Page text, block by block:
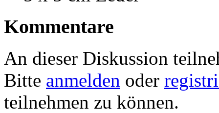
Kommentare
An dieser Diskussion
Bitte anmelden oder
teilnehmen zu können.